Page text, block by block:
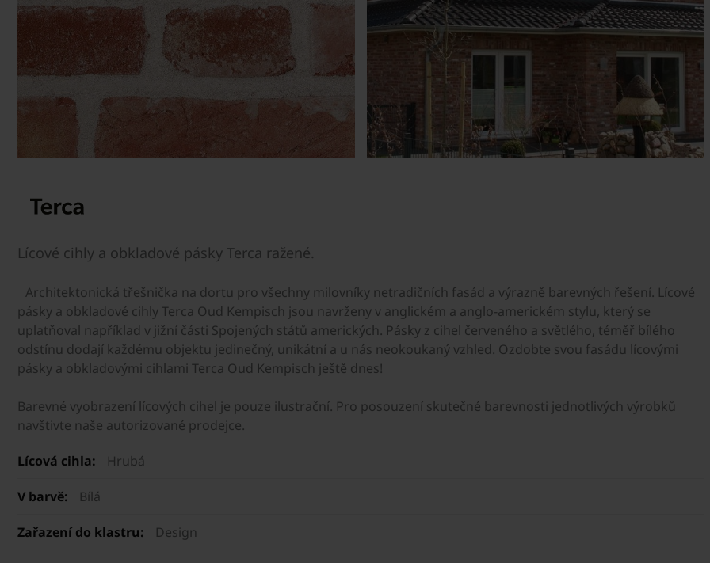
Lícové cihly a obkladové pásky Terca ražené.
Architektonická třešnička na dortu pro všechny milovníky netradičních fasád a výrazně barevných řešení. Lícové
pásky a obkladové cihly Terca Oud Kempisch jsou navrženy v anglickém a anglo-americkém stylu, který se
uplatňoval například v jižní části Spojených států amerických. Pásky z cihel červeného a světlého, téměř bílého
odstínu dodají každému objektu jedinečný, unikátní a u nás neokoukaný vzhled. Ozdobte svou fasádu lícovými
pásky a obkladovými cihlami Terca Oud Kempisch ještě dnes!
Barevné vyobrazení lícových cihel je pouze ilustrační. Pro posouzení skutečné barevnosti jednotlivých výrobků
navštivte naše autorizované prodejce.
Lícová cihla: Hrubá
V barvě: Bílá
Zařazení do klastru: Design